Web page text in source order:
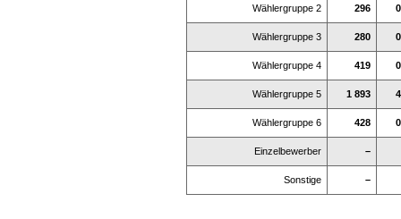
Wählergruppe 2 296
Wählergruppe 3 280
Wählergruppe 4 419
Wählergruppe 5 1 893
Wählergruppe 6 428
Einzelbewerber –
Sonstige –